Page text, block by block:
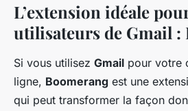
L’extension idéale
utilisateurs de Gmail :
Si vous utilisez Gmail pour votre
ligne, Boomerang est une
qui peut transformer la façon